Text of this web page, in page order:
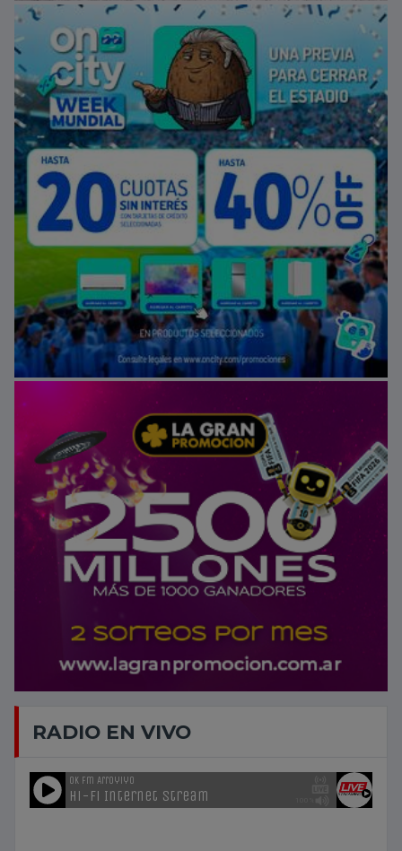
RADIO EN VIVO